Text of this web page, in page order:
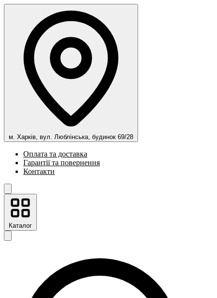
м. Харків, вул. Люблінська, будинок 69/28
Оплата та доставка
Гарантії та повернення
Контакти
Каталог